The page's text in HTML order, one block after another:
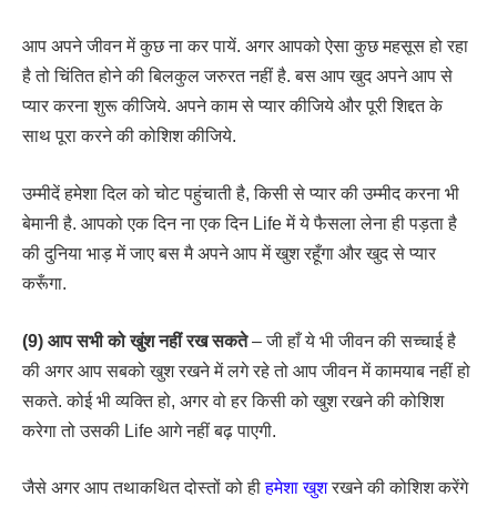
आप अपने जीवन में कुछ ना कर पायें. अगर आपको ऐसा कुछ महसूस हो रहा
है तो चिंतित होने की बिलकुल जरुरत नहीं है. बस आप खुद अपने आप से
प्यार करना शुरू कीजिये. अपने काम से प्यार कीजिये और पूरी शिद्दत के
साथ पूरा करने की कोशिश कीजिये.
उम्मीदें हमेशा दिल को चोट पहुंचाती है, किसी से प्यार की उम्मीद करना भी
बेमानी है. आपको एक दिन ना एक दिन Life में ये फैसला लेना ही पड़ता है
की दुनिया भाड़ में जाए बस मै अपने आप में खुश रहूँगा और खुद से प्यार
करूँगा.
(9) आप सभी को खुंश नहीं रख सकते– जी हाँ ये भी जीवन की सच्चाई है
की अगर आप सबको खुश रखने में लगे रहे तो आप जीवन में कामयाब नहीं हो
सकते. कोई भी व्यक्ति हो, अगर वो हर किसी को खुश रखने की कोशिश
करेगा तो उसकी Life आगे नहीं बढ़ पाएगी.
जैसे अगर आप तथाकथित दोस्तों को हीहमेशा खुशरखने की कोशिश करेंगे